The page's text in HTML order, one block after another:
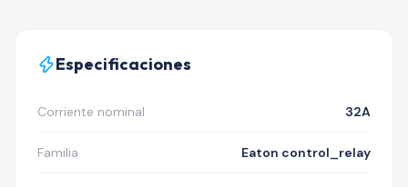
Especificaciones
Corriente nominal 32A
Familia Eaton control_relay